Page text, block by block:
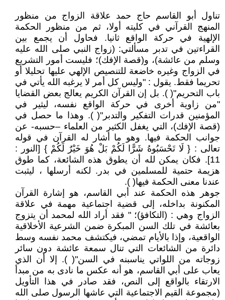
تناول أبو القاسم حاج حمد علاقة الزواج من منظور
المنهج القرآني في كليته أولا، ثم من منظور الحكمة
الإلهية في حركة الواقع ثانيا. فحاول أن يجمع بين
القراءتين في تدبر مسألتي: (زواج النبي صلى الله عليه
وسلم من عائشة)، و(قصة الإفك)؛ فليست أمور التشريع
في الزواج وغيره خاضعة للتنصيص الإلهي عليها تحليلا أو
تحريما فقط. يقول : "وليس كل أمر لا يرغبه الله يأتي في
باب التحريم"( ). بل إن القرآن الكريم يعالج بعض القضايا
"من زاوية أخرى في حركة الواقع نفسه، ليثير في
المؤمنين قدرات التفكير والتدبر"( ). وهذا ما حصل في
(قصة الإفك)، التي يغفل الكثير من العلماء –حسبه- عن
جوانب الحكمة فيها. وهو ما أشار له القرآن في قوله
تعالى : { لَا تَحْسَبُوهُ شَرًّا لَكُمْ بَلْ هُوَ خَيْرٌ لَكُمْ } [النور :
11]. فكان يمكن لله أن يطوق هذه الشائعة، كما طوق
هزيمة حتمية للمسلمين في بدر. لكنه أرسلها ، ليثبت
عندنا معنى الحكمة فيها( ).
جوهر هذه الحكمة عند أبي القاسم، هو إشارة القرآن
المكنونة بداخله، إلى قضية اجتماعية مهمة في علاقة
الزواج وهي : (التكافؤ)؛ " فقد أراد الله لمحمد أن يتزوج
بعائشة في تلك السن المبكرة ضمن الشرعية الأخلاقية
الواقعية، وإذا بالأيام تمضي، فيكتشف محمد نفسه وسط
دائرة من الشائعات التي تنال سمعة عائشة دون سائر
زوجاته من اللواتي يناسبنه في السن"( ). إلا أن الذي
يعاب على أبي القاسم، هو أنه عكس ما نادى به من مبدأ
الارتقاء بالواقع إلى النص، فقد صادر في هذا التأويل
(مجموعة القيم الاجتماعية التي عاشها الرسول صلى الله